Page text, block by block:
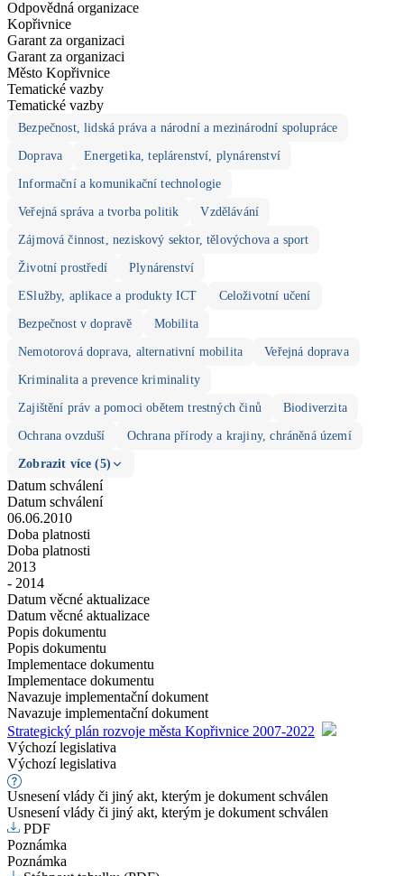
Odpovědná organizace
Kopřivnice
Garant za organizaci
Garant za organizaci
Město Kopřivnice
Tematické vazby
Tematické vazby
Bezpečnost, lidská práva a národní a mezinárodní spolupráce
Doprava Energetika, teplárenství, plynárenství
Informační a komunikační technologie
Veřejná správa a tvorba politik Vzdělávání
Zájmová činnost, neziskový sektor, tělovýchova a sport
Životní prostředí Plynárenství
ESlužby, aplikace a produkty ICT Celoživotní učení
Bezpečnost v dopravě Mobilita
Nemotorová doprava, alternativní mobilita Veřejná doprava
Kriminalita a prevence kriminality
Zajištění práv a pomoci obětem trestných činů Biodiverzita
Ochrana ovzduší Ochrana přírody a krajiny, chráněná území
Zobrazit více (5)
Datum schválení
Datum schválení
06.06.2010
Doba platnosti
Doba platnosti
2013
- 2014
Datum věcné aktualizace
Datum věcné aktualizace
Popis dokumentu
Popis dokumentu
Implementace dokumentu
Implementace dokumentu
Navazuje implementační dokument
Navazuje implementační dokument
Strategický plán rozvoje města Kopřivnice 2007-2022
Výchozí legislativa
Výchozí legislativa
Usnesení vlády či jiný akt, kterým je dokument schválen
Usnesení vlády či jiný akt, kterým je dokument schválen
PDF
Poznámka
Poznámka